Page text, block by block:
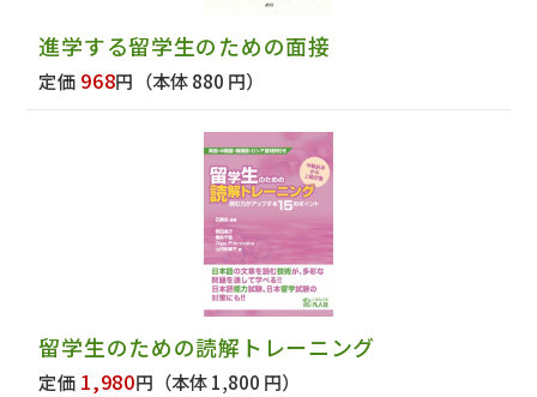
進学する留学生のための面接
定価 968円 （本体 880 円）
留学生のための読解トレーニング
定価 1,980円 （本体 1,800 円）